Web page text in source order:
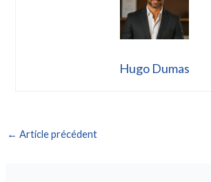
Hugo Dumas
← Article précédent